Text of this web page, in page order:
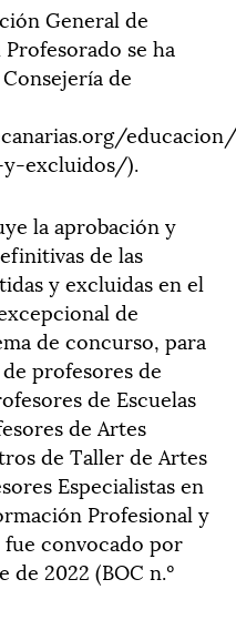
General de
se ha
de
excluidos/).
la aprobación y
de las
y excluidas en el
de
de concurso, para
profesores de
de Escuelas
de Artes
de Taller de Artes
Especialistas en
Profesional y
convocado por
de 2022 (BOC n.º